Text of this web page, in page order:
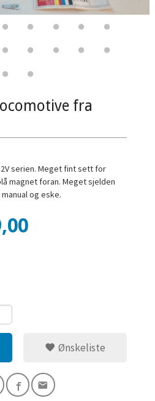
fra
serien. Meget fint sett for
magnet foran. Meget sjelden
og eske.
Ønskeliste